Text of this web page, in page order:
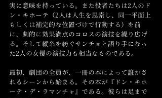
実に意味を持っている。また役者たちは2人のド
ン・キホーテ（2人は人生を思索し、同一平面上
もしくは補完的な位置づけで行動する）を前
に、劇的に効果満点のコロスの演技を繰り広げ
る。そして縦糸を紡ぐサンチョと語り手になっ
た2人の女優の演技力も相当なものである。
最初、劇団の全員が、一冊の本によって誑かさ
れるシーンから始まる。その本が『ドン・キホ
ーテ・デ・ラマンチャ』である。彼らは足まで